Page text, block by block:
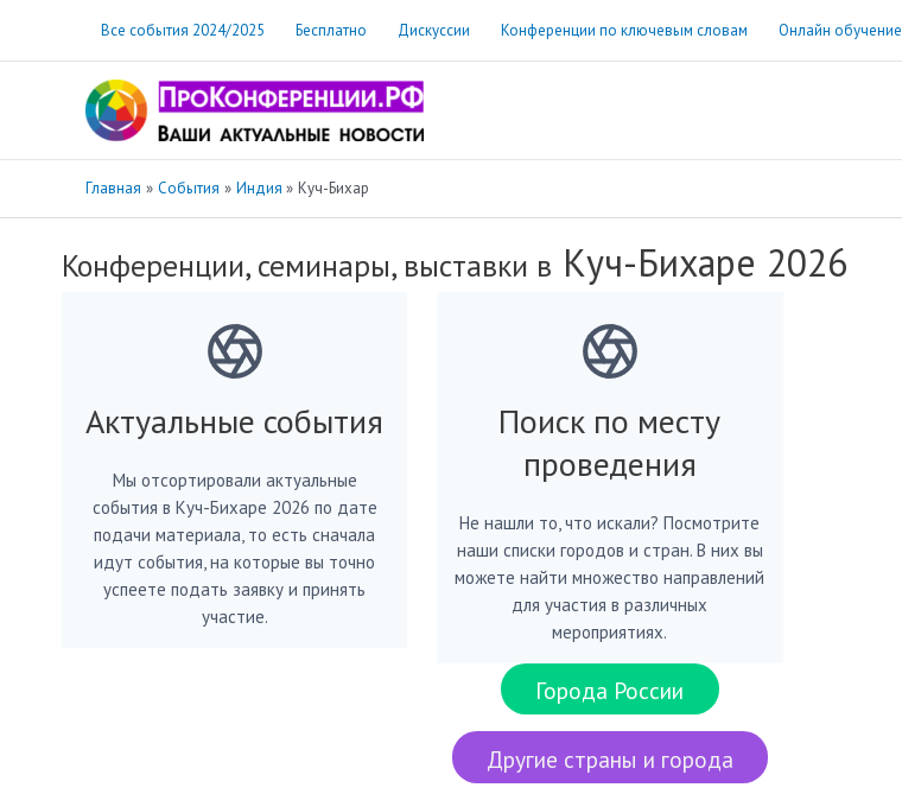
содержимому
Все события 2024/2025 Бесплатно Дискуссии Конференции по ключевым словам Онлайн обучение
Главная События Индия Куч-Бихар
Конференции, семинары, выставки в Куч-Бихаре 2026
Актуальные события
Мы отсортировали актуальные
события в Куч-Бихаре 2026 по дате
подачи материала, то есть сначала
идут события, на которые вы точно
успеете подать заявку и принять
участие.
Поиск по месту
проведения
Не нашли то, что искали? Посмотрите
наши списки городов и стран. В них вы
можете найти множество направлений
для участия в различных
мероприятиях.
Города России
Другие страны и города